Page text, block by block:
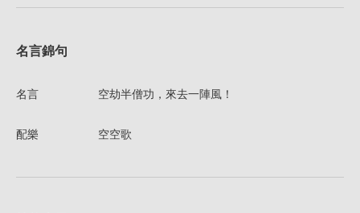
名言錦句
名言 空劫半僧功，來去一陣風！
配樂 空空歌